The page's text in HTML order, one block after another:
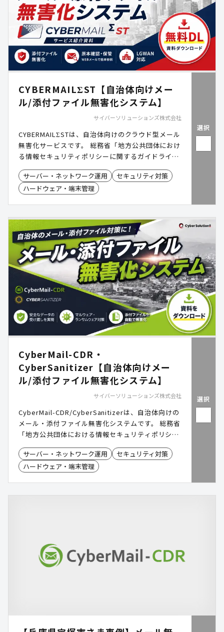
CYBERMAILΣST【自治体向けメー
ル/添付ファイル無害化システム】
サイバーソリューションズ株式会社
CYBERMAILΣSTは、自治体向けのクラウド型メール
無害化サービスです。 総務省「地方公共団体におけ
る情報セキュリティポリシーに関するガイドライ
ン」に準拠し、LGWAN環境における安全なメール
運用を低コストかつスピーディに実現します。 メー
ル本文・添付ファイルの無害化から原本保管・閲覧
はの柔軟性で、これからの自治体に最適なメールセ
キュリティ環境を実現します
サーバー・ネットワーク運用
セキュリティ対策
ハードウェア・端末管理
選択
CyberMail-CDR・
CyberSanitizer【自治体向けメー
ル/添付ファイル無害化システム】
サイバーソリューションズ株式会社
CyberMail-CDR/CyberSanitizerは、自治体向けの
メール・添付ファイル無害化システムです。 総務省
「地方公共団体における情報セキュリティポリシー
に関するガイドライン」に準拠し、LGWAN環境に
おける安全なメール運用を実現します。 アルファモ
デル・ベータモデルどちらでもご活用いただけま
サーバー・ネットワーク運用
セキュリティ対策
ハードウェア・端末管理
選択